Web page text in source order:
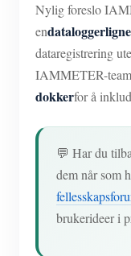
Nylig foreslo
en
dataregistrering
IAMMETER-
dokkerfor å
💬 Har du
dem når som
brukerideer i